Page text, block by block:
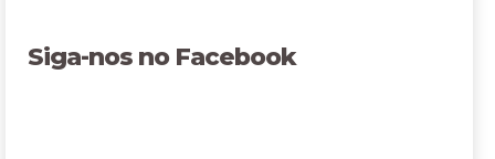
Siga-nos no Facebook